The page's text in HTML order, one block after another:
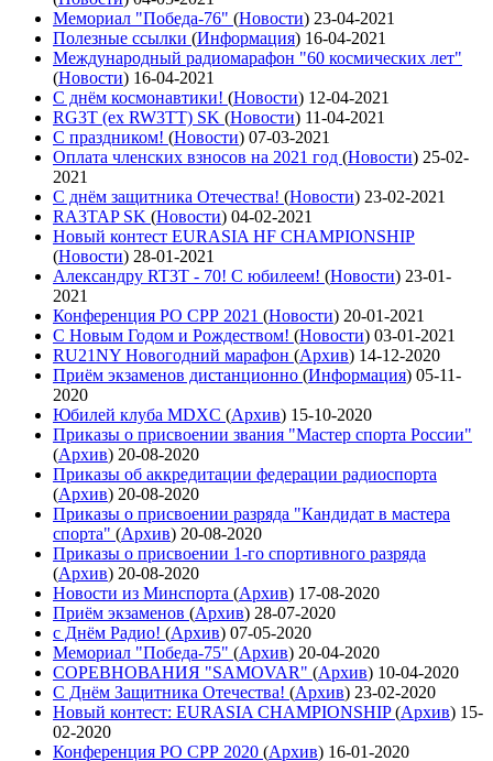
Мемориал "Победа-76" (Новости) 23-04-2021
Полезные ссылки (Информация) 16-04-2021
Международный радиомарафон "60 космических лет"
(Новости) 16-04-2021
С днём космонавтики! (Новости) 12-04-2021
RG3T (ex RW3TT) SK (Новости) 11-04-2021
С праздником! (Новости) 07-03-2021
Оплата членских взносов на 2021 год (Новости) 25-02-
2021
С днём защитника Отечества! (Новости) 23-02-2021
RA3TAP SK (Новости) 04-02-2021
Новый контест EURASIA HF CHAMPIONSHIP
(Новости) 28-01-2021
Александру RT3T - 70! С юбилеем! (Новости) 23-01-
2021
Конференция РО СРР 2021 (Новости) 20-01-2021
С Новым Годом и Рождеством! (Новости) 03-01-2021
RU21NY Новогодний марафон (Архив) 14-12-2020
Приём экзаменов дистанционно (Информация) 05-11-
2020
Юбилей клуба MDXC (Архив) 15-10-2020
Приказы о присвоении звания "Мастер спорта России"
(Архив) 20-08-2020
Приказы об аккредитации федерации радиоспорта
(Архив) 20-08-2020
Приказы о присвоении разряда "Кандидат в мастера
спорта" (Архив) 20-08-2020
Приказы о присвоении 1-го спортивного разряда
(Архив) 20-08-2020
Новости из Минспорта (Архив) 17-08-2020
Приём экзаменов (Архив) 28-07-2020
с Днём Радио! (Архив) 07-05-2020
Мемориал "Победа-75" (Архив) 20-04-2020
СОРЕВНОВАНИЯ "SAMOVAR" (Архив) 10-04-2020
С Днём Защитника Отечества! (Архив) 23-02-2020
Новый контест: EURASIA CHAMPIONSHIP(Архив) 15-
02-2020
Конференция РО СРР 2020 (Архив) 16-01-2020